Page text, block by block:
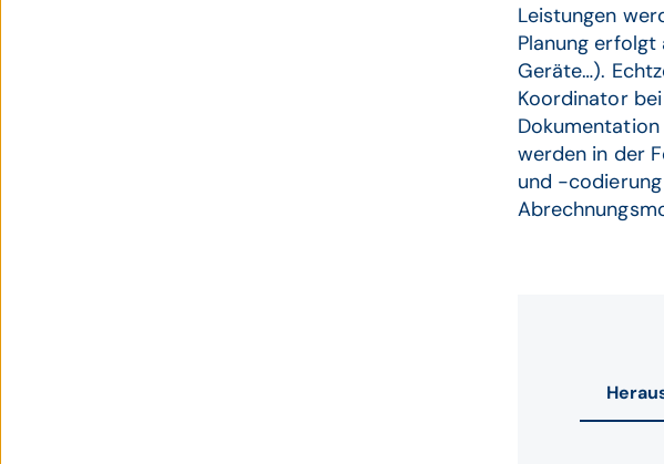
Leistungen
Planung erfolgt
Geräte…).
Koordinator
werden in der
und -